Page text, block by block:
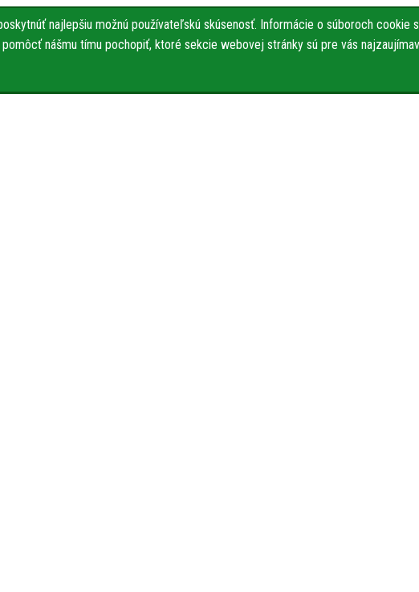
najlepšiu možnú používateľskú skúsenosť. Informácie o súboroch cookie
nášmu tímu pochopiť, ktoré sekcie webovej stránky sú pre vás